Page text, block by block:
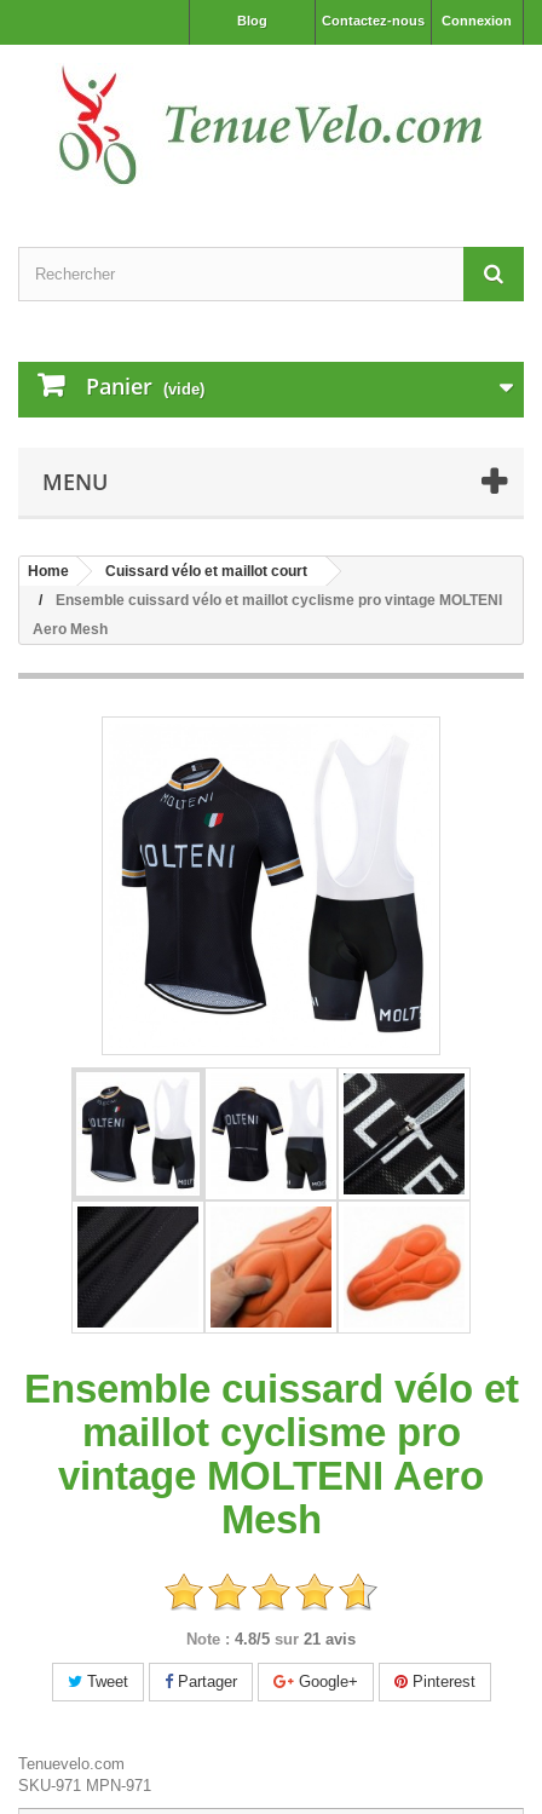
Connexion
Contactez-nous
Blog
Panier (vide)
MENU
Home
Cuissard vélo et maillot court
Ensemble cuissard vélo et maillot cyclisme pro vintage MOLTENI
Aero Mesh
Ensemble cuissard vélo et
maillot cyclisme pro
vintage MOLTENI Aero
Mesh
Note : 4.8/5 sur 21 avis
Tweet Partager Google+ Pinterest
Tenuevelo.com
SKU-971 MPN-971